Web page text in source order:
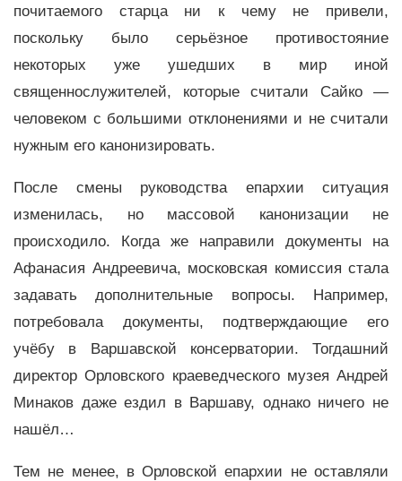
почитаемого старца ни к чему не привели,
поскольку было серьёзное противостояние
некоторых уже ушедших в мир иной
священнослужителей, которые считали Сайко —
человеком с большими отклонениями и не считали
нужным его канонизировать.
После смены руководства епархии ситуация
изменилась, но массовой канонизации не
происходило. Когда же направили документы на
Афанасия Андреевича, московская комиссия стала
задавать дополнительные вопросы. Например,
потребовала документы, подтверждающие его
учёбу в Варшавской консерватории. Тогдашний
директор Орловского краеведческого музея Андрей
Минаков даже ездил в Варшаву, однако ничего не
нашёл…
Тем не менее, в Орловской епархии не оставляли